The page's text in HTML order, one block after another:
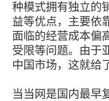
种模式拥有独立的
益等优点，主要依
面临的经营成本偏
受限等问题。由于
中国市场，这就给
当当网是国内最早